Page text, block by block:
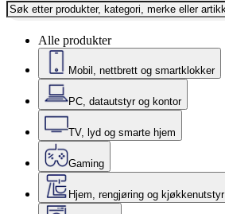
Alle produkter
Mobil, nettbrett og smartklokker
PC, datautstyr og kontor
TV, lyd og smarte hjem
Gaming
Hjem, rengjøring og kjøkkenutstyr